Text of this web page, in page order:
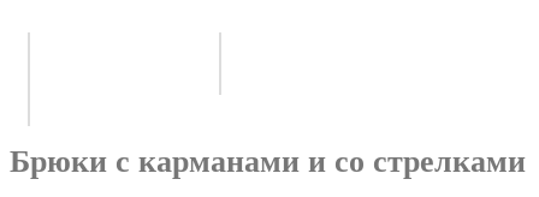
Брюки с карманами и со стрелками